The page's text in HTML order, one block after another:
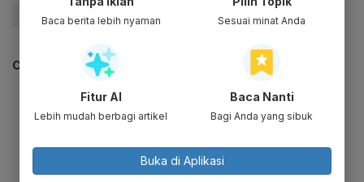
#Zigi
CEK JUGA DATA INI
Baca berita lebih nyaman Sesuai minat Anda
Fitur AI
Lebih mudah berbagi artikel
Baca Nanti
Bagi Anda yang sibuk
Buka di Aplikasi